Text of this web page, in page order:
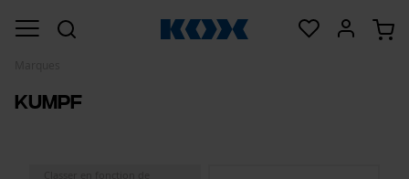
Kumpf